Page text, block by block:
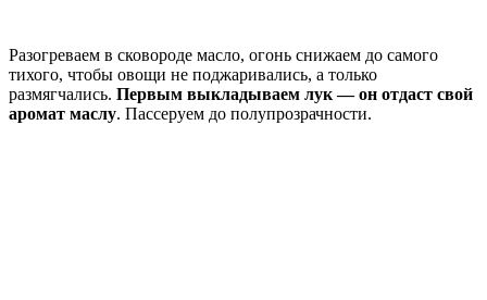
Разогреваем в сковороде масло, огонь снижаем до самого
тихого, чтобы овощи не поджаривались, а только
размягчались. Первым выкладываем лук — он отдаст свой
аромат маслу. Пассеруем до полупрозрачности.